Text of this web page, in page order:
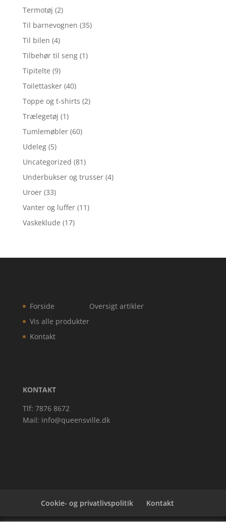
Termotøj (2)
Til barnevognen (35)
Til bilen (4)
Tilbehør til seng (1)
Tipitelte (9)
Toilettasker (40)
Toppe og t-shirts (2)
Trælegetøj (1)
Tumlemøbler (60)
Udeleg (5)
Uncategorized (81)
Underbukser og trusser (4)
Uroer (33)
Vanter og luffer (11)
Vaskeklude (17)
Forside
Vis alle produkter
Kontakt
Oversigt artikler
KONTAKT
Tlf: 7876 8672
Mail: info@queensville.dk
Cookie- og privatlivspolitik Kontakt